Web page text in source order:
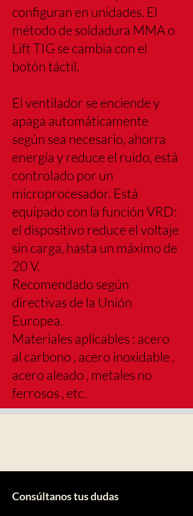
configuran en unidades. El
método de soldadura MMA o
Lift TIG se cambia con el
botón táctil.
El ventilador se enciende y
apaga automáticamente
según sea necesario, ahorra
energía y reduce el ruido, está
controlado por un
microprocesador. Está
equipado con la función VRD:
el dispositivo reduce el voltaje
sin carga, hasta un máximo de
20 V.
Recomendado según
directivas de la Unión
Europea.
Materiales aplicables : acero
al carbono , acero inoxidable ,
acero aleado , metales no
ferrosos , etc.
Consúltanos tus dudas